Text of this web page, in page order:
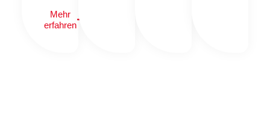
Mehr
erfahren